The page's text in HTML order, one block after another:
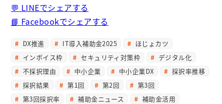
💬 LINEでシェアする
📘 Facebookでシェアする
DX推進 IT導入補助金2025
ほじょカツ
インボイス枠
セキュリティ対策枠
デジタル化
不採択理由
中小企業 中小企業DX
採択率推移
採択結果
第1回 第2回
第3回
第3回採択率
補助金ニュース
補助金活用